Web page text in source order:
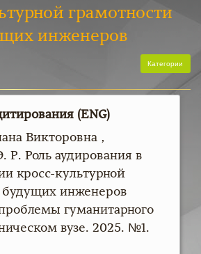
грамотности
инженеров
Категории
(ENG)
Викторовна ,
Р. Роль аудирования в
кросс-культурной
будущих инженеров
гуманитарного
вузе. 2025. №1.